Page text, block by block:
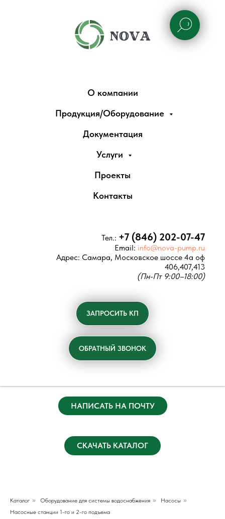
О компании
Продукция/Оборудование
Документация
Услуги
Проекты
Контакты
Тел.: +7 (846) 202-07-47
Email: info@nova-pump.ru
Адрес: Самара, Московское шоссе 4а оф
406,407,413
(Пн-Пт 9:00–18:00)
ЗАПРОСИТЬ КП
ОБРАТНЫЙ ЗВОНОК
НАПИСАТЬ НА ПОЧТУ
СКАЧАТЬ КАТАЛОГ
Каталог » Оборудование для системы водоснабжения » Насосы »
Насосные станции 1-го и 2-го подъема